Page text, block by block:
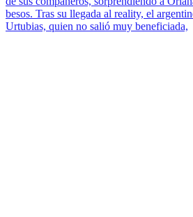
besos. Tras su llegada al reality, el
Urtubias, quien no salió muy beneficiada,